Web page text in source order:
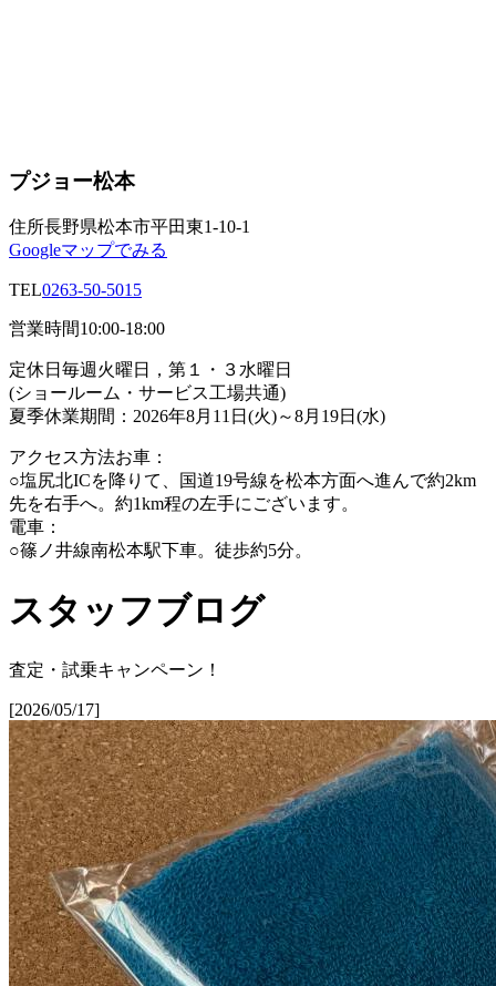
プジョー松本
住所長野県松本市平田東1-10-1
Googleマップでみる
TEL0263-50-5015
営業時間10:00-18:00
定休日 毎週火曜日，第１・３水曜日
(ショールーム・サービス工場共通)
夏季休業期間：2026年8月11日(火)～8月19日(水)
アクセス方法お車：
○塩尻北ICを降りて、国道19号線を松本方面へ進んで約2km
先を右手へ。約1km程の左手にございます。
電車：
○篠ノ井線南松本駅下車。徒歩約5分。
スタッフブログ
査定・試乗キャンペーン！
[2026/05/17]